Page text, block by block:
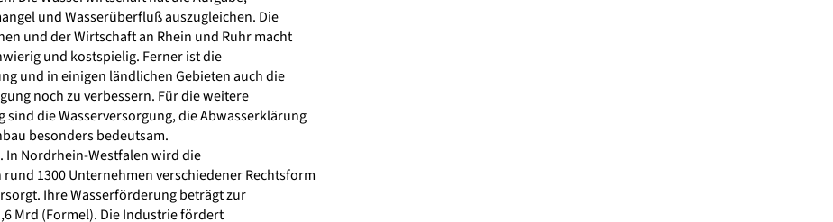
und Wasserüberfluß auszugleichen. Die
und der Wirtschaft an Rhein und Ruhr macht
und kostspielig. Ferner ist die
und in einigen ländlichen Gebieten auch die
noch zu verbessern. Für die weitere
sind die Wasserversorgung, die Abwasserklärung
besonders bedeutsam.
In Nordrhein-Westfalen wird die
1300 Unternehmen verschiedener Rechtsform
Ihre Wasserförderung beträgt zur
Mrd (Formel). Die Industrie fördert